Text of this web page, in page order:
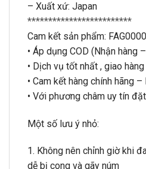
– Xuất xứ: Japan
*************************
Cam kết sản phẩm:
• Áp dụng COD (Nhận hàng
• Dịch vụ tốt nhất , giao
• Cam kết hàng chính hãng
• Với phương châm uy tín
Một số lưu ý nhỏ:
1. Không nên chỉnh giờ khi
dễ bị cong và gãy núm